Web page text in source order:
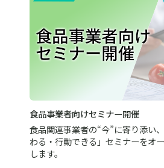
食品事業者向けセミナー開催
食品関連事業者の“今”に寄り添い
わる・行動できる」セミナーをオ
します。